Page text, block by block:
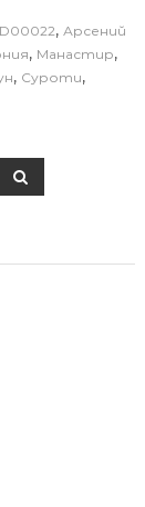
, Арсений
, Манастир,
, Суроти,
Т
ъ
е